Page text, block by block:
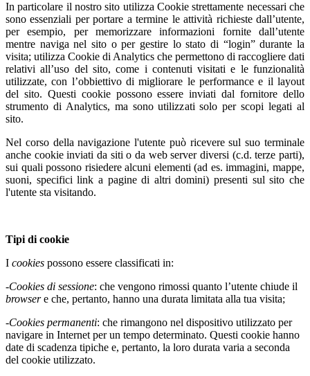
In particolare il nostro sito utilizza Cookie strettamente necessari che
sono essenziali per portare a termine le attività richieste dall’utente,
per esempio, per memorizzare informazioni fornite dall’utente
mentre naviga nel sito o per gestire lo stato di “login” durante la
visita; utilizza Cookie di Analytics che permettono di raccogliere dati
relativi all’uso del sito, come i contenuti visitati e le funzionalità
utilizzate, con l’obbiettivo di migliorare le performance e il layout
del sito. Questi cookie possono essere inviati dal fornitore dello
strumento di Analytics, ma sono utilizzati solo per scopi legati al
sito.
Nel corso della navigazione l'utente può ricevere sul suo terminale
anche cookie inviati da siti o da web server diversi (c.d. terze parti),
sui quali possono risiedere alcuni elementi (ad es. immagini, mappe,
suoni, specifici link a pagine di altri domini) presenti sul sito che
l'utente sta visitando.
Tipi di cookie
I cookies possono essere classificati in:
-Cookies di sessione: che vengono rimossi quanto l’utente chiude il
browsere che, pertanto, hanno una durata limitata alla tua visita;
-Cookies permanenti: che rimangono nel dispositivo utilizzato per
navigare in Internet per un tempo determinato. Questi cookie hanno
date di scadenza tipiche e, pertanto, la loro durata varia a seconda
del cookie utilizzato.